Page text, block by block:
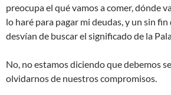
preocupa el qué vamos a comer, dónde
lo haré para pagar mi deudas, y un sin fin
desvían de buscar el significado de la
No, no estamos diciendo que debemos
olvidarnos de nuestros compromisos.